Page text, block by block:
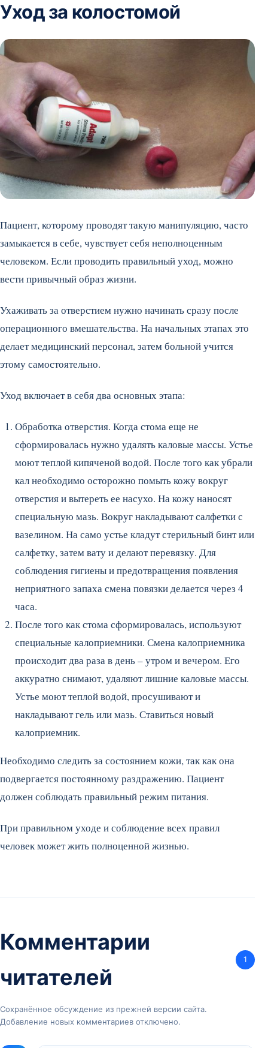
Уход за колостомой
Пациент, которому проводят такую манипуляцию, часто
замыкается в себе, чувствует себя неполноценным
человеком. Если проводить правильный уход, можно
вести привычный образ жизни.
Ухаживать за отверстием нужно начинать сразу после
операционного вмешательства. На начальных этапах это
делает медицинский персонал, затем больной учится
этому самостоятельно.
Уход включает в себя два основных этапа:
Обработка отверстия. Когда стома еще не
сформировалась нужно удалять каловые массы. Устье
моют теплой кипяченой водой. После того как убрали
кал необходимо осторожно помыть кожу вокруг
отверстия и вытереть ее насухо. На кожу наносят
специальную мазь. Вокруг накладывают салфетки с
вазелином. На само устье кладут стерильный бинт или
салфетку, затем вату и делают перевязку. Для
соблюдения гигиены и предотвращения появления
неприятного запаха смена повязки делается через 4
часа.
После того как стома сформировалась, используют
специальные калоприемники. Смена калоприемника
происходит два раза в день – утром и вечером. Его
аккуратно снимают, удаляют лишние каловые массы.
Устье моют теплой водой, просушивают и
накладывают гель или мазь. Ставиться новый
калоприемник.
Необходимо следить за состоянием кожи, так как она
подвергается постоянному раздражению. Пациент
должен соблюдать правильный режим питания.
При правильном уходе и соблюдение всех правил
человек может жить полноценной жизнью.
Комментарии
читателей
1
Сохранённое обсуждение из прежней версии сайта.
Добавление новых комментариев отключено.